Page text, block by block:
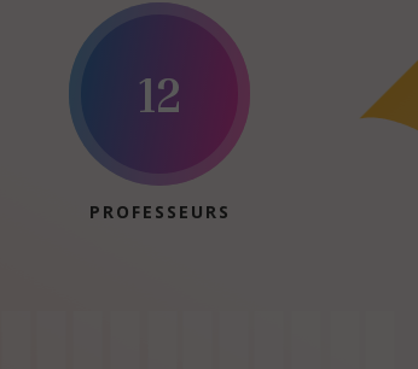
12
PROFESSEURS